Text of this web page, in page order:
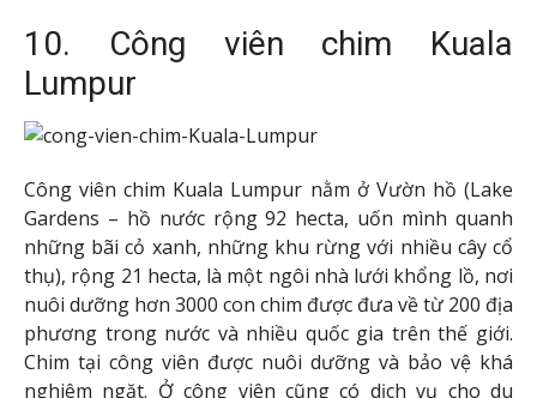
10. Công viên chim Kuala
Lumpur
Công viên chim Kuala Lumpur nằm ở Vườn hồ (Lake
Gardens – hồ nước rộng 92 hecta, uốn mình quanh
những bãi cỏ xanh, những khu rừng với nhiều cây cổ
thụ), rộng 21 hecta, là một ngôi nhà lưới khổng lồ, nơi
nuôi dưỡng hơn 3000 con chim được đưa về từ 200 địa
phương trong nước và nhiều quốc gia trên thế giới.
Chim tại công viên được nuôi dưỡng và bảo vệ khá
nghiêm ngặt. Ở công viên cũng có dịch vụ cho du